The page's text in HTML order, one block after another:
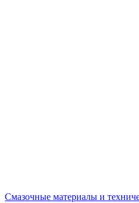
Смазочные материалы и